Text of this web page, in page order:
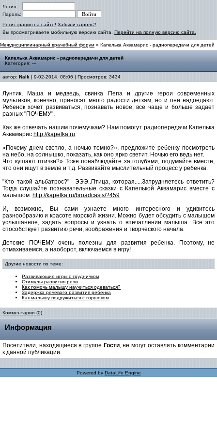
Логин:
Пароль:
Регистрация на сайте! Забыли пароль?
Вы просматриваете мобильную версию сайта. Перейти на полную версию сайта.
Междисциплинарный врачебный форум » Капелька Аквамарис - радиопередачи для детей
Капелька Аквамарис - радиопередачи для детей
Категория: ---
автор: Nalk | 9-02-2014, 08:06 | Просмотров: 3434
Лунтик, Маша и медведь, свинка Пепа и другие герои современных
мультиков, конечно, приносят много радости деткам, но и они надоедают.
Ребенок хочет развиваться, познавать новое, все чаще и больше задает
разных "ПОЧЕМУ".
Как же отвечать нашим почемучкам? Нам помогут радиопередачи Капелька
Аквамарис http://kapelka.ru
«Почему днем светло, а ночью темно?», предложите ребенку посмотреть
на небо, на солнышко, показать, как оно ярко светит. Ночью его ведь нет.
Что кушают птички?» Тоже понаблюдайте за голубями, подумайте вместе,
что они ищут в земле и т.д. Развивайте мыслительный процесс у ребенка.
"Кто такой альбатрос?" ЭЭЭ..Птица, которая.....Затрудняетесь ответить?
Тогда слушайте познавательные сказки с Капелькой Аквамарис вместе с
малышом http://kapelka.ru/broadcasts/?459
И, возможно, Вы сами узнаете много интересного и удивитесь
разнообразию и красоте морской жизни. Можно будет обсудить с малышом
услышанное, задать вопросы и узнать о впечатлении малыша. Все это
способствует развитию речи, воображения и творческого начала.
Детские ПОЧЕМУ очень полезны для развития ребенка. Поэтому, не
отмахиваемся, а наоборот, включаемся в игру!
Другие новости по теме:
Развивающие игры с грудничком
Стимулы развития речи
Как помочь малышу научиться одеваться?
Задержка речевого развития ребенка
Как малышу подружиться с горшоком
Комментарии (0)
Информация
Посетители, находящиеся в группе Гости, не могут оставлять комментарии
к данной публикации.
Powered by DataLife Engine